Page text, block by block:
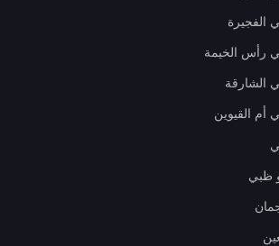
الفجيرة
رأس الخيمة
الشارقة
أم القيوين
ظبي